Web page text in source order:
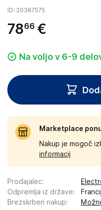
ID: 20387575
7866 €
Na voljo v 6-9
Marketplace
Nakup je mogoč
informacij
Prodajalec:
Odpremlja iz države:
Brezskrben nakup: